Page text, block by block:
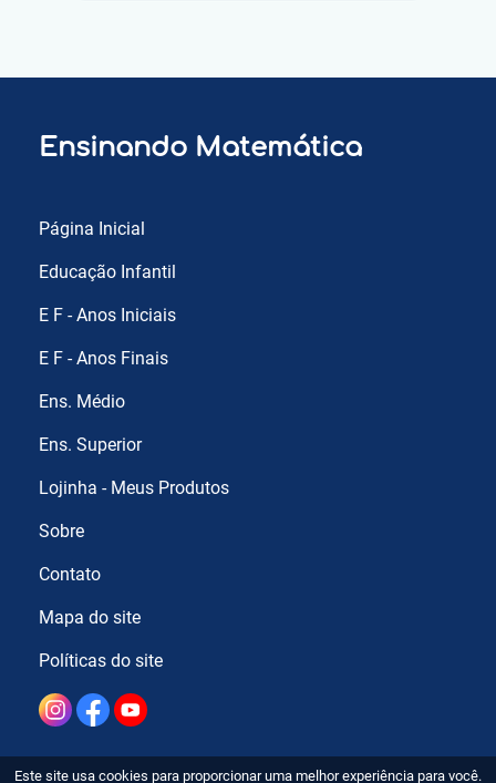
Ensinando Matemática
Página Inicial
Educação Infantil
E F - Anos Iniciais
E F - Anos Finais
Ens. Médio
Ens. Superior
Lojinha - Meus Produtos
Sobre
Contato
Mapa do site
Políticas do site
Este site usa cookies para proporcionar uma melhor experiência para você.